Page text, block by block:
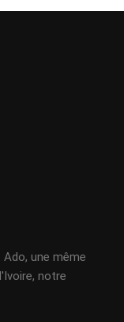
une même
notre